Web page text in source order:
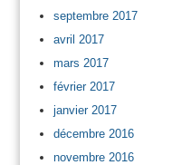
septembre 2017
avril 2017
mars 2017
février 2017
janvier 2017
décembre 2016
novembre 2016